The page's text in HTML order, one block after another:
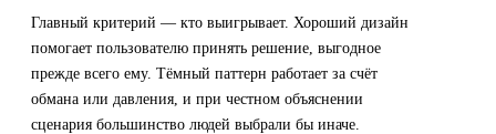
Главный критерий — кто выигрывает. Хороший дизайн
помогает пользователю принять решение, выгодное
прежде всего ему. Тёмный паттерн работает за счёт
обмана или давления, и при честном объяснении
сценария большинство людей выбрали бы иначе.